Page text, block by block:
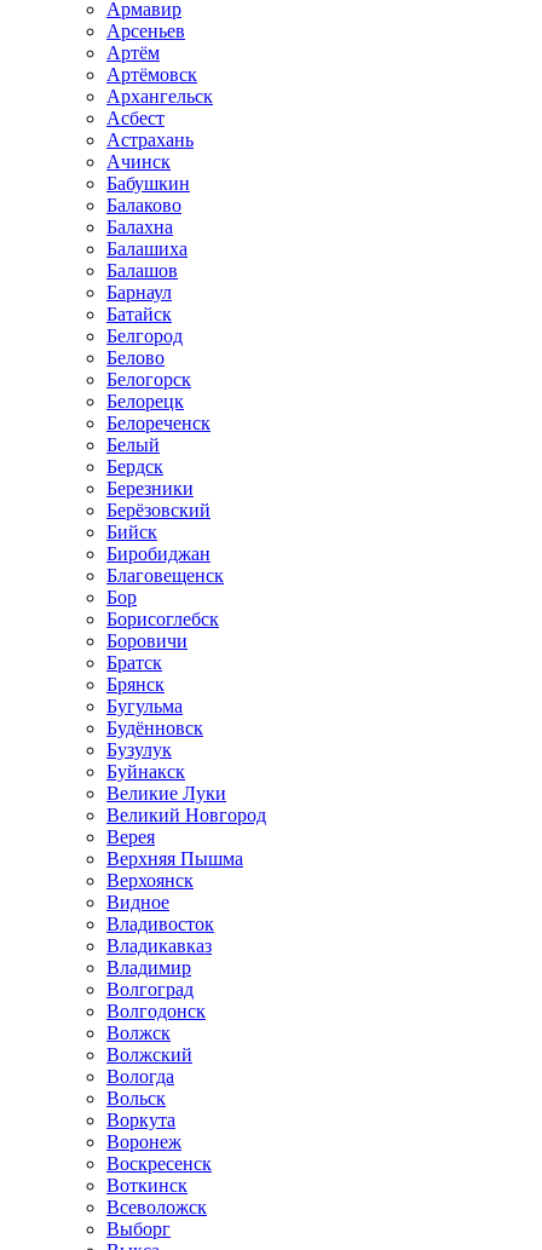
Армавир
Арсеньев
Артём
Артёмовск
Архангельск
Асбест
Астрахань
Ачинск
Бабушкин
Балаково
Балахна
Балашиха
Балашов
Барнаул
Батайск
Белгород
Белово
Белогорск
Белорецк
Белореченск
Белый
Бердск
Березники
Берёзовский
Бийск
Биробиджан
Благовещенск
Бор
Борисоглебск
Боровичи
Братск
Брянск
Бугульма
Будённовск
Бузулук
Буйнакск
Великие Луки
Великий Новгород
Верея
Верхняя Пышма
Верхоянск
Видное
Владивосток
Владикавказ
Владимир
Волгоград
Волгодонск
Волжск
Волжский
Вологда
Вольск
Воркута
Воронеж
Воскресенск
Воткинск
Всеволожск
Выборг